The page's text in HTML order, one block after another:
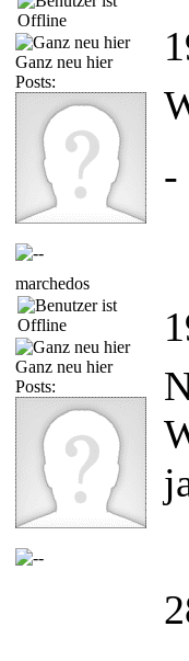
Ganz neu hier
Posts:
-
marchedos
Ganz neu hier
Posts: